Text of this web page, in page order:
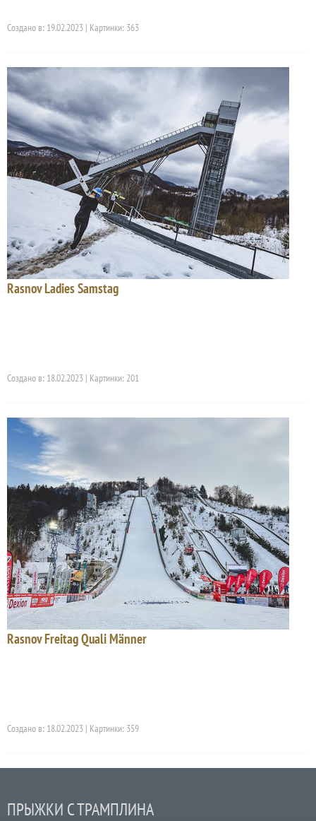
Создано в: 19.02.2023 | Картинки: 363
Rasnov Ladies Samstag
Создано в: 18.02.2023 | Картинки: 201
Rasnov Freitag Quali Männer
Создано в: 18.02.2023 | Картинки: 359
ПРЫЖКИ С ТРАМПЛИНА